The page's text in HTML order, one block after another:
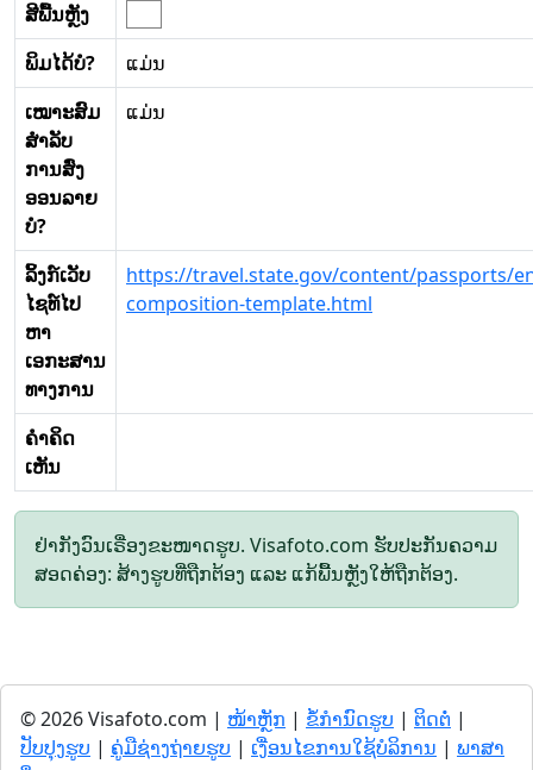
ສີພື້ນຫຼັງ
ພິມໄດ້ບໍ?
ແມ່ນ
ເໝາະສົມ
ສໍາລັບ
ການສົ່ງ
ອອນລາຍ
ບໍ?
ແມ່ນ
ລິ້ງກ໌ເວັບ
ໄຊທ໌ໄປ
ຫາ
ເອກະສານ
ທາງການ
https://travel.state.gov/content/passports/
composition-template.html
ຄໍາຄິດ
ເຫັນ
ຢ່າກັງວົນເຣື່ອງຂະໜາດຮູບ. Visafoto.com ຮັບປະກັນຄວາມ
ສອດຄ່ອງ: ສ້າງຮູບທີ່ຖືກຕ້ອງ ແລະ ແກ້ພື້ນຫຼັງໃຫ້ຖືກຕ້ອງ.
© 2026 Visafoto.com | ໜ້າຫຼັກ | ຂໍ້ກໍານົດຮູບ | ຕິດຕໍ່ |
ປັບປຸງຮູບ | ຄູ່ມືຊ່າງຖ່າຍຮູບ | ເງື່ອນໄຂການໃຊ້ບໍລິການ | ພາສາ